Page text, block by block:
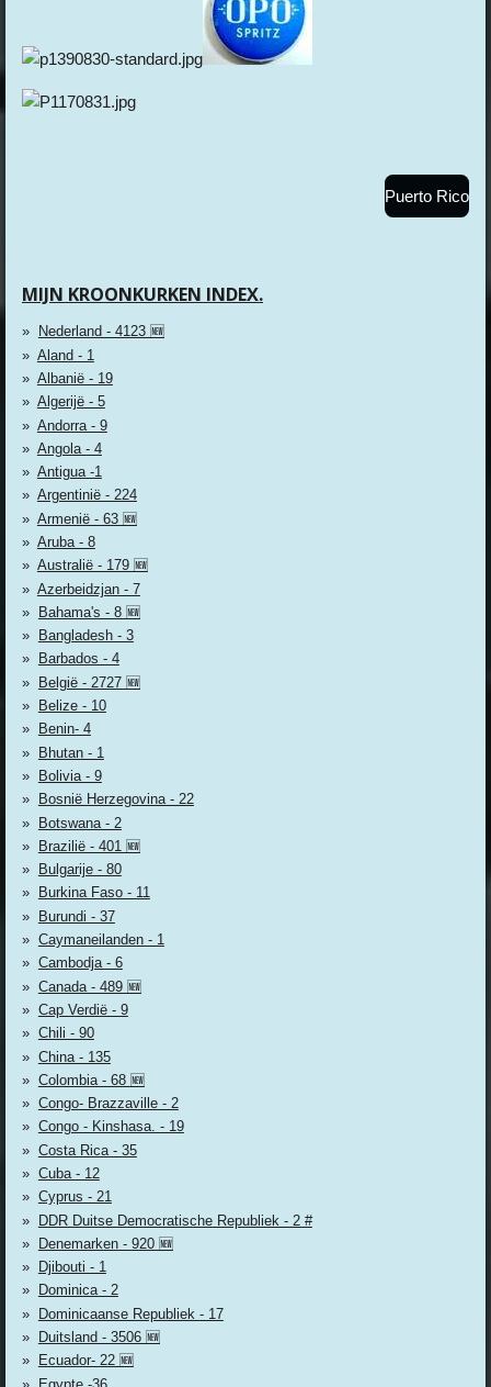
Puerto Rico
MIJN KROONKURKEN INDEX.
Nederland - 4123 🆕
Aland - 1
Albanië - 19
Algerijë - 5
Andorra - 9
Angola - 4
Antigua -1
Argentinië - 224
Armenië - 63 🆕
Aruba - 8
Australië - 179 🆕
Azerbeidzjan - 7
Bahama's - 8 🆕
Bangladesh - 3
Barbados - 4
België - 2727 🆕
Belize - 10
Benin- 4
Bhutan - 1
Bolivia - 9
Bosnië Herzegovina - 22
Botswana - 2
Brazilië - 401 🆕
Bulgarije - 80
Burkina Faso - 11
Burundi - 37
Caymaneilanden - 1
Cambodja - 6
Canada - 489 🆕
Cap Verdië - 9
Chili - 90
China - 135
Colombia - 68 🆕
Congo- Brazzaville - 2
Congo - Kinshasa. - 19
Costa Rica - 35
Cuba - 12
Cyprus - 21
DDR Duitse Democratische Republiek - 2 #
Denemarken - 920 🆕
Djibouti - 1
Dominica - 2
Dominicaanse Republiek - 17
Duitsland - 3506 🆕
Ecuador- 22 🆕